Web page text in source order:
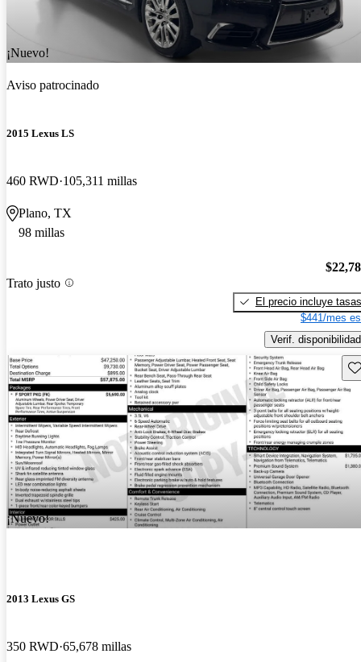
¡Nuevo!
Aviso patrocinado
2015 Lexus LS
460 RWD 105,311 millas
Plano, TX
98 millas
Trato justo
El precio incluye tasas
$441/mes
Verif. disponibilidad
¡Nuevo!
2013 Lexus GS
350 RWD 65,678 millas